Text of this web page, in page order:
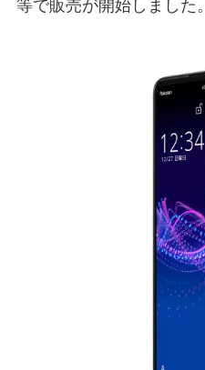
等で販売が開始しました。